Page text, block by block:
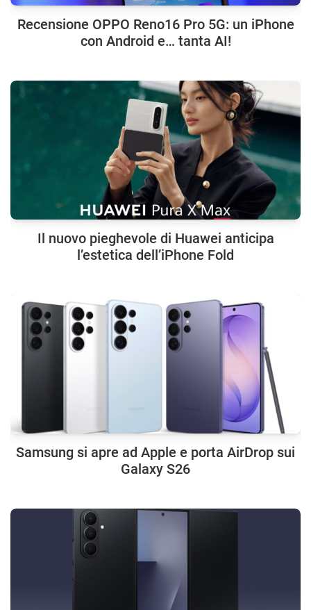
Recensione OPPO Reno16 Pro 5G: un iPhone
con Android e… tanta AI!
Il nuovo pieghevole di Huawei anticipa
l’estetica dell’iPhone Fold
Samsung si apre ad Apple e porta AirDrop sui
Galaxy S26